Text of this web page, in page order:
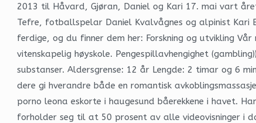
2013 til Håvard, Gjøran, Daniel og Kari 17. mai vart
Tefre, fotballspelar Daniel Kvalvågnes og alpinist Kari
ferdige, og du finner dem her: Forskning og utvikling
vitenskapelig høyskole. Pengespillavhengighet
substanser. Aldersgrense: 12 år Lengde: 2 timar og 6
dere gi hverandre både en romantisk
porno leona eskorte i haugesund båerekkene i havet.
forholder seg til at 50 prosent av alle videovisninger i